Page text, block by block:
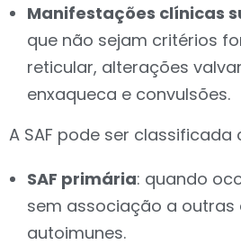
Manifestações clínicas
que não sejam critérios
reticular, alterações
enxaqueca e convulsões.
A SAF pode ser classificada
SAF primária: quando
sem associação a outras
autoimunes.